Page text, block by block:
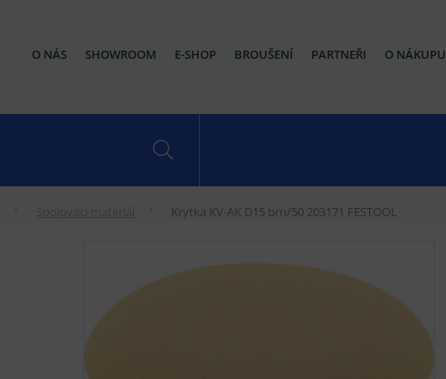
O NÁS SHOWROOM E-SHOP BROUŠENÍ PARTNEŘI O NÁKUPU
Krytka KV-AK D15 brn/50 203171 FESTOOL